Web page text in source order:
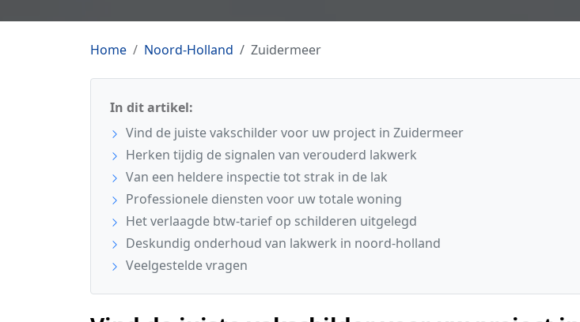
Home Noord-Holland Zuidermeer
In dit artikel:
Vind de juiste vakschilder voor uw project in Zuidermeer
Herken tijdig de signalen van verouderd lakwerk
Van een heldere inspectie tot strak in de lak
Professionele diensten voor uw totale woning
Het verlaagde btw-tarief op schilderen uitgelegd
Deskundig onderhoud van lakwerk in noord-holland
Veelgestelde vragen